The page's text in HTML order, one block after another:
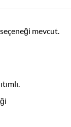
mevcut.